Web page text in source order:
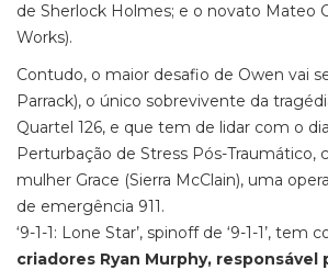
de Sherlock Holmes; e o novato Mateo
Works).
Contudo, o maior desafio de Owen vai
Parrack), o único sobrevivente da
Quartel 126, e que tem de lidar com o
Perturbação de Stress Pós-Traumático,
mulher Grace (Sierra McClain), uma
de emergência 911.
‘9-1-1: Lone Star’, spinoff de ‘9-1-1’, tem
criadores Ryan Murphy, responsável